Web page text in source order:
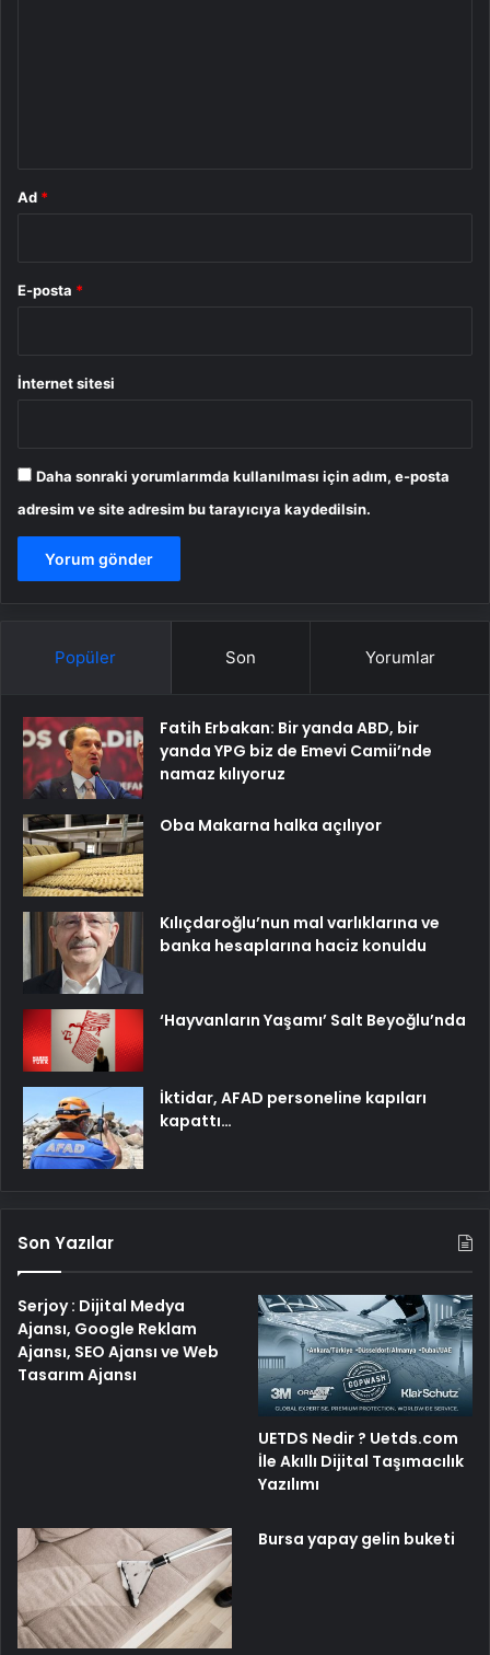
Ad *
E-posta *
İnternet sitesi
Daha sonraki yorumlarımda kullanılması için adım, e-posta
adresim ve site adresim bu tarayıcıya kaydedilsin.
Popüler Son Yorumlar
Fatih Erbakan: Bir yanda ABD, bir
yanda YPG biz de Emevi Camii’nde
namaz kılıyoruz
Oba Makarna halka açılıyor
Kılıçdaroğlu’nun mal varlıklarına ve
banka hesaplarına haciz konuldu
‘Hayvanların Yaşamı’ Salt Beyoğlu’nda
İktidar, AFAD personeline kapıları
kapattı…
Son Yazılar
Serjoy : Dijital Medya
Ajansı, Google Reklam
Ajansı, SEO Ajansı ve Web
Tasarım Ajansı
UETDS Nedir ? Uetds.com
İle Akıllı Dijital Taşımacılık
Yazılımı
Bursa yapay gelin buketi